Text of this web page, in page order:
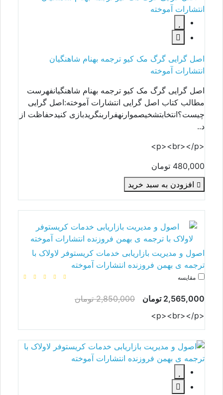
اصل گرایی گرگ مک کیو ترجمه بهنام شاهنگیان
انتشارات آموخته
اصل گرایی گرگ مک کیو ترجمه بهنام شاهنگیانفهرست
مطالب کتاب اصل گرایی انتشارات آموخته:اصل گرایی
چیست؟انتخابتشخیصموارنهفراربنگریدبازی کنیدحفاظت از
480,000 تومان
افزودن به سبد خرید
اصول و مدیریت بازاریابی خدمات کریستوفر لاولاک با
ترجمه ی بهمن فروزنده انتشارات آموخته
مقایسه
2,565,000 تومان
2,850,000 تومان